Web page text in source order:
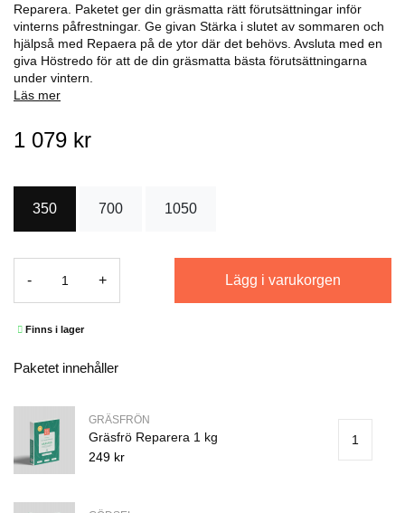
Reparera. Paketet ger din gräsmatta rätt förutsättningar inför
vinterns påfrestningar. Ge givan Stärka i slutet av sommaren och
hjälpså med Repaera på de ytor där det behövs. Avsluta med en
giva Höstredo för att de din gräsmatta bästa förutsättningarna
under vintern.
Läs mer
1 079 kr
350 700 1050
- + Lägg i varukorgen
Finns i lager
Paketet innehåller
GRÄSFRÖN
Gräsfrö Reparera 1 kg
249 kr
1